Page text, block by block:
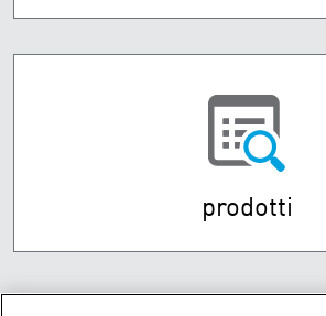
prodotti